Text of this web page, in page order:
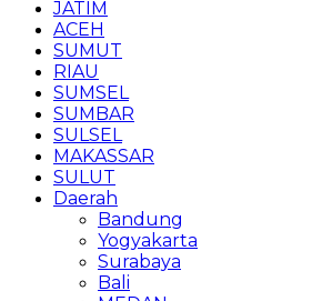
JATIM
ACEH
SUMUT
RIAU
SUMSEL
SUMBAR
SULSEL
MAKASSAR
SULUT
Daerah
Bandung
Yogyakarta
Surabaya
Bali